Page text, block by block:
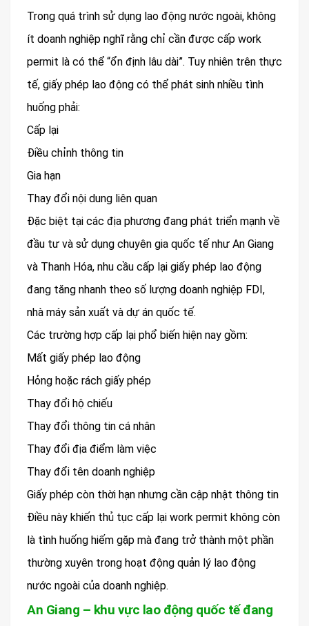
Trong quá trình sử dụng lao động nước ngoài, không
ít doanh nghiệp nghĩ rằng chỉ cần được cấp work
permit là có thể “ổn định lâu dài”. Tuy nhiên trên thực
tế, giấy phép lao động có thể phát sinh nhiều tình
huống phải:
Cấp lại
Điều chỉnh thông tin
Gia hạn
Thay đổi nội dung liên quan
Đặc biệt tại các địa phương đang phát triển mạnh về
đầu tư và sử dụng chuyên gia quốc tế như An Giang
và Thanh Hóa, nhu cầu cấp lại giấy phép lao động
đang tăng nhanh theo số lượng doanh nghiệp FDI,
nhà máy sản xuất và dự án quốc tế.
Các trường hợp cấp lại phổ biến hiện nay gồm:
Mất giấy phép lao động
Hỏng hoặc rách giấy phép
Thay đổi hộ chiếu
Thay đổi thông tin cá nhân
Thay đổi địa điểm làm việc
Thay đổi tên doanh nghiệp
Giấy phép còn thời hạn nhưng cần cập nhật thông tin
Điều này khiến thủ tục cấp lại work permit không còn
là tình huống hiếm gặp mà đang trở thành một phần
thường xuyên trong hoạt động quản lý lao động
nước ngoài của doanh nghiệp.
An Giang – khu vực lao động quốc tế đang